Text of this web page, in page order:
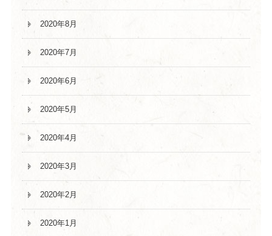
2020年8月
2020年7月
2020年6月
2020年5月
2020年4月
2020年3月
2020年2月
2020年1月